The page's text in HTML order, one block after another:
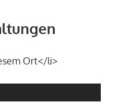
Ort</li>